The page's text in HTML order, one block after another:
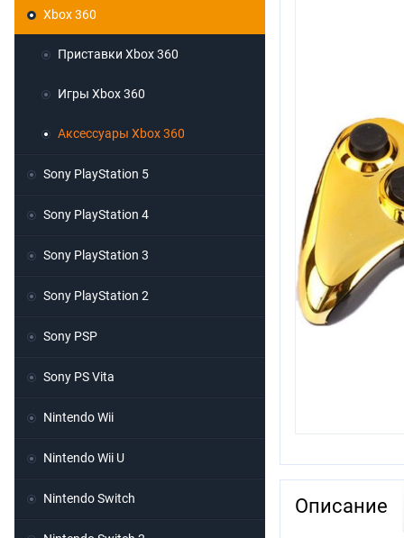
Описание
Xbox 360
Приставки Xbox 360
Игры Xbox 360
Аксессуары Xbox 360
Sony PlayStation 5
Sony PlayStation 4
Sony PlayStation 3
Sony PlayStation 2
Sony PSP
Sony PS Vita
Nintendo Wii
Nintendo Wii U
Nintendo Switch